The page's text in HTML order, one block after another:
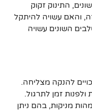
התינוק זקוק
והאם עשויה להיתקל
השונים עשויה
להנקה מצליחה.
זמן לתרגול.
מניקות, בהם ניתן